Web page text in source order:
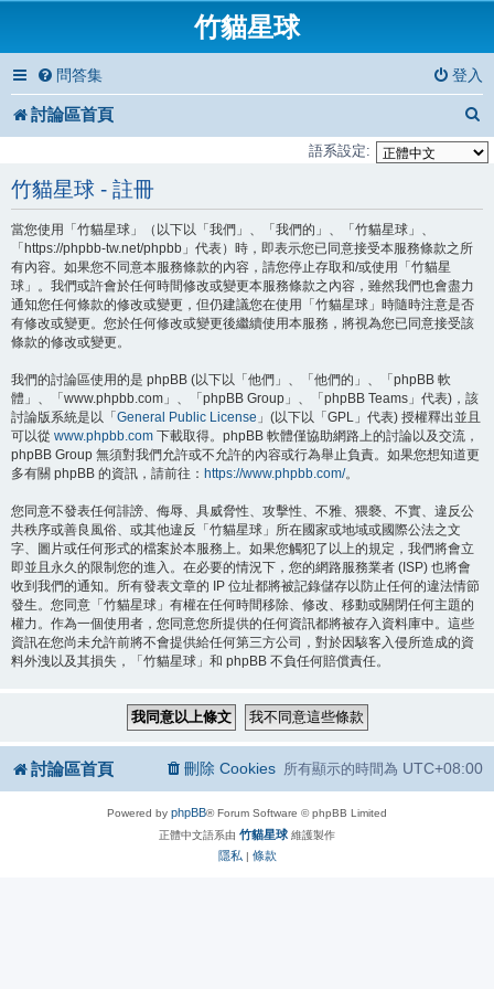
竹貓星球
問答集 登入
討論區首頁
語系設定:
竹貓星球 - 註冊
當您使用「竹貓星球」（以下以「我們」、「我們的」、「竹貓星球」、
「https://phpbb-tw.net/phpbb」代表）時，即表示您已同意接受本服務條款之所
有內容。如果您不同意本服務條款的內容，請您停止存取和/或使用「竹貓星
球」。我們或許會於任何時間修改或變更本服務條款之內容，雖然我們也會盡力
通知您任何條款的修改或變更，但仍建議您在使用「竹貓星球」時隨時注意是否
有修改或變更。您於任何修改或變更後繼續使用本服務，將視為您已同意接受該
條款的修改或變更。
我們的討論區使用的是 phpBB (以下以「他們」、「他們的」、「phpBB 軟
體」、「www.phpbb.com」、「phpBB Group」、「phpBB Teams」代表)，該
討論版系統是以「 General Public License 」(以下以「GPL」代表) 授權釋出並且
可以從 www.phpbb.com 下載取得。phpBB 軟體僅協助網路上的討論以及交流，
phpBB Group 無須對我們允許或不允許的內容或行為舉止負責。如果您想知道更
多有關 phpBB 的資訊，請前往： https://www.phpbb.com/。
您同意不發表任何誹謗、侮辱、具威脅性、攻擊性、不雅、猥褻、不實、違反公
共秩序或善良風俗、或其他違反「竹貓星球」所在國家或地域或國際公法之文
字、圖片或任何形式的檔案於本服務上。如果您觸犯了以上的規定，我們將會立
即並且永久的限制您的進入。在必要的情況下，您的網路服務業者 (ISP) 也將會
收到我們的通知。所有發表文章的 IP 位址都將被記錄儲存以防止任何的違法情節
發生。您同意「竹貓星球」有權在任何時間移除、修改、移動或關閉任何主題的
權力。作為一個使用者，您同意您所提供的任何資訊都將被存入資料庫中。這些
資訊在您尚未允許前將不會提供給任何第三方公司，對於因駭客入侵所造成的資
料外洩以及其損失，「竹貓星球」和 phpBB 不負任何賠償責任。
討論區首頁 所有顯示的時間為 UTC+08:00
刪除 Cookies
Powered by phpBB® Forum Software © phpBB Limited
正體中文語系由 竹貓星球 維護製作
隱私 | 條款